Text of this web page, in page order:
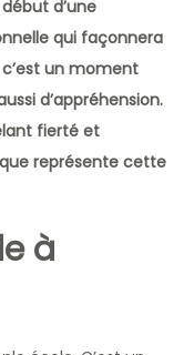
d’une
qui façonnera
un moment
d’appréhension.
fierté et
représente cette
à